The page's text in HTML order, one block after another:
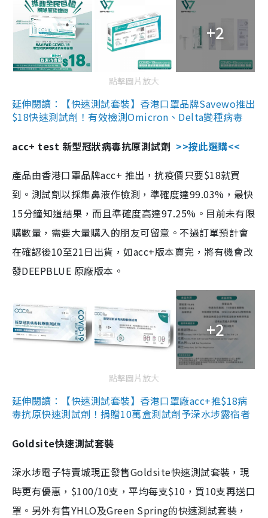
+2
點擊圖片放大
延伸閱讀：【快速測試套裝】香港口罩品牌Savewo推出
$18快速測試劑！有效檢測Omicron、Delta變種病毒
acc+ test 新型冠狀病毒抗原測試劑 >>按此選購<<
產品由香港口罩品牌acc+ 推出，抗疫價只要$18就買
到。測試劑以採集鼻液作檢測，準確度達99.03%，最快
15分鐘知道結果，而且準確度高達97.25%。目前未有限
購數量，需要大量購入的朋友可留意。不過訂單預計會
在確認後10至21日出貨，如acc+版本賣完，將有機會改
發DEEPBLUE 原廠版本。
+2
點擊圖片放大
延伸閱讀：【快速測試套裝】香港口罩廠acc+推$18病
毒抗原快速測試劑！捐贈10萬盒測試劑予深水埗露宿者
Goldsite快速測試套裝
深水埗電子特賣城現正發售Goldsite快速測試套裝，現
時更有優惠，$100/10支，平均每支$10，買10支再送口
罩。另外有售YHLO及Green Spring的快速測試套裝，